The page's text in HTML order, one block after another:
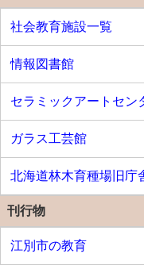
社会教育施設一覧
情報図書館
セラミックアートセン
ガラス工芸館
北海道林木育種場旧庁
刊行物
江別市の教育